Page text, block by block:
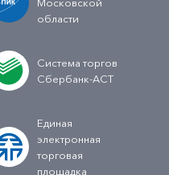
Московской
области
Система торгов
Сбербанк-АСТ
Единая
электронная
торговая
площадка